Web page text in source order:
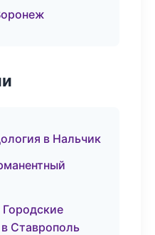
в Нальчик
Ставрополь